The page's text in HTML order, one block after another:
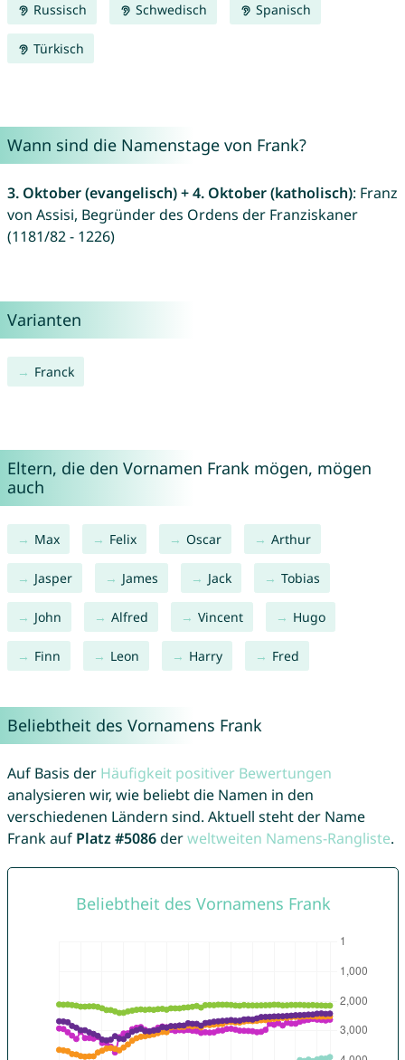
Russisch Schwedisch Spanisch
Türkisch
Wann sind die Namenstage von Frank?
3. Oktober (evangelisch) + 4. Oktober (katholisch): Franz
von Assisi, Begründer des Ordens der Franziskaner
(1181/82 - 1226)
Varianten
Franck
Eltern, die den Vornamen Frank mögen, mögen
auch
Max Felix Oscar Arthur
Jasper James Jack Tobias
John Alfred Vincent Hugo
Finn Leon Harry Fred
Beliebtheit des Vornamens Frank
Auf Basis der Häufigkeit positiver Bewertungen
analysieren wir, wie beliebt die Namen in den
verschiedenen Ländern sind. Aktuell steht der Name
Frank auf Platz #5086derweltweiten Namens-Rangliste.